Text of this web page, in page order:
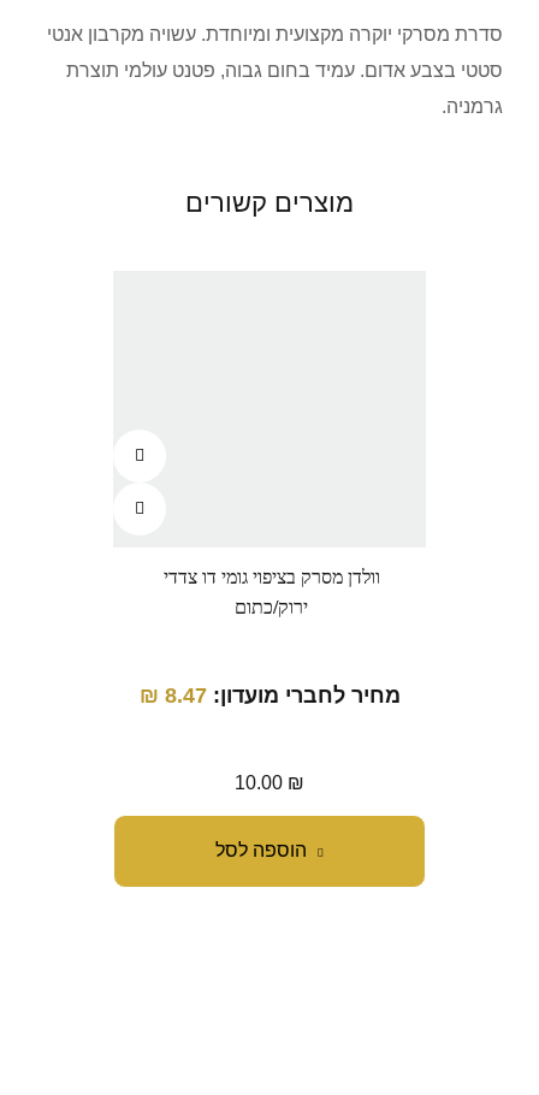
סדרת מסרקי יוקרה מקצועית ומיוחדת. עשויה מקרבון אנטי
סטטי בצבע אדום. עמיד בחום גבוה, פטנט עולמי תוצרת
גרמניה.
מוצרים קשורים
הוספה לסל
וולדן מסרק בציפוי גומי דו צדדי
ירוק/כתום
מחיר לחברי מועדון: 8.47
₪
10.00 ₪